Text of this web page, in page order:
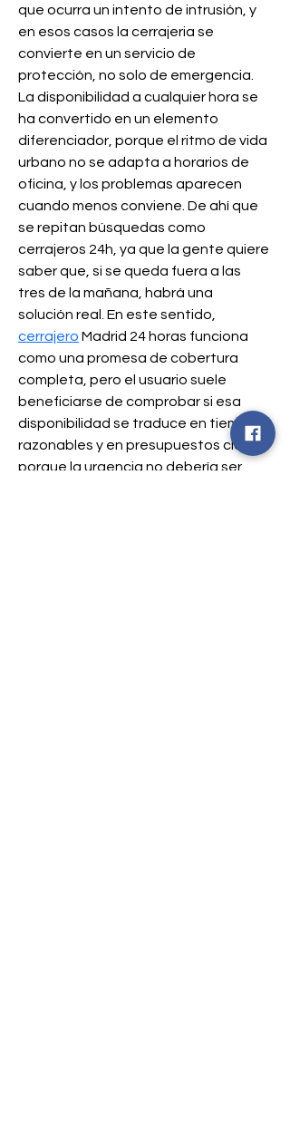
que ocurra un intento de intrusión, y
en esos casos la cerrajeria se
convierte en un servicio de
protección, no solo de emergencia.
La disponibilidad a cualquier hora se
ha convertido en un elemento
diferenciador, porque el ritmo de vida
urbano no se adapta a horarios de
oficina, y los problemas aparecen
cuando menos conviene. De ahí que
se repitan búsquedas como
cerrajeros 24h, ya que la gente quiere
saber que, si se queda fuera a las
tres de la mañana, habrá una
solución real. En este sentido,
cerrajero Madrid 24 horas funciona
como una promesa de cobertura
completa, pero el usuario suele
beneficiarse de comprobar si esa
disponibilidad se traduce en tiempos
razonables y en presupuestos claros,
porque la urgencia no debería ser